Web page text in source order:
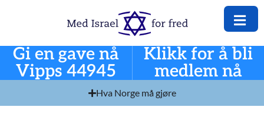
Gi en gave nå
Vipps 44945
Klikk for å bli
medlem nå
Hva Norge må gjøre